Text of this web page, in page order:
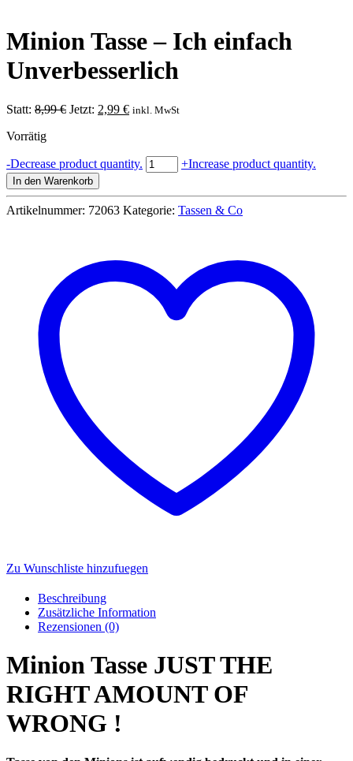
Minion Tasse – Ich einfach
Unverbesserlich
Statt: 8,99€ Ursprünglicher
Jetzt: 2,99 €Aktueller
inkl. MwSt
Vorrätig
-Decrease product quantity. Minion
Tasse
Ich
einfach
+Increase product quantity.
In den Warenkorb
Artikelnummer: 72063 Kategorie: Tassen & Co
Zu Wunschliste hinzufuegen
Beschreibung
Zusätzliche Information
Rezensionen (0)
Minion Tasse JUST THE
RIGHT AMOUNT OF
WRONG !